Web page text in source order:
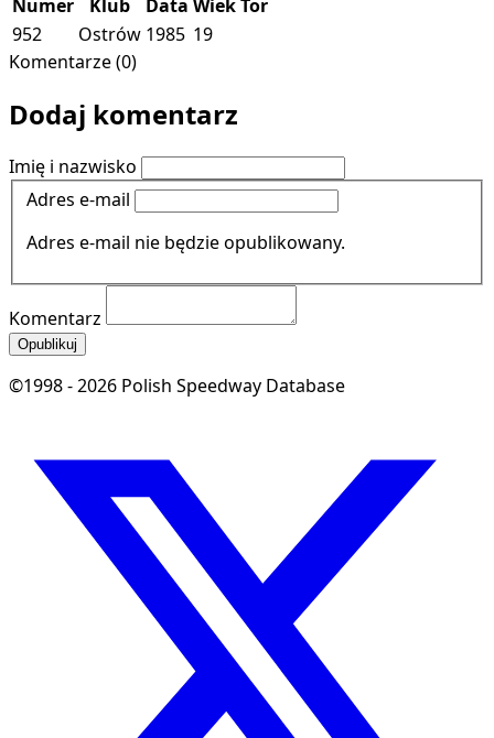
Numer Klub Data WiekTor
952
Ostrów 1985 19
Komentarze (0)
Dodaj komentarz
Imię i nazwisko
Adres e-mail
Adres e-mail nie będzie opublikowany.
Komentarz
Opublikuj
©1998 - 2026 Polish Speedway Database